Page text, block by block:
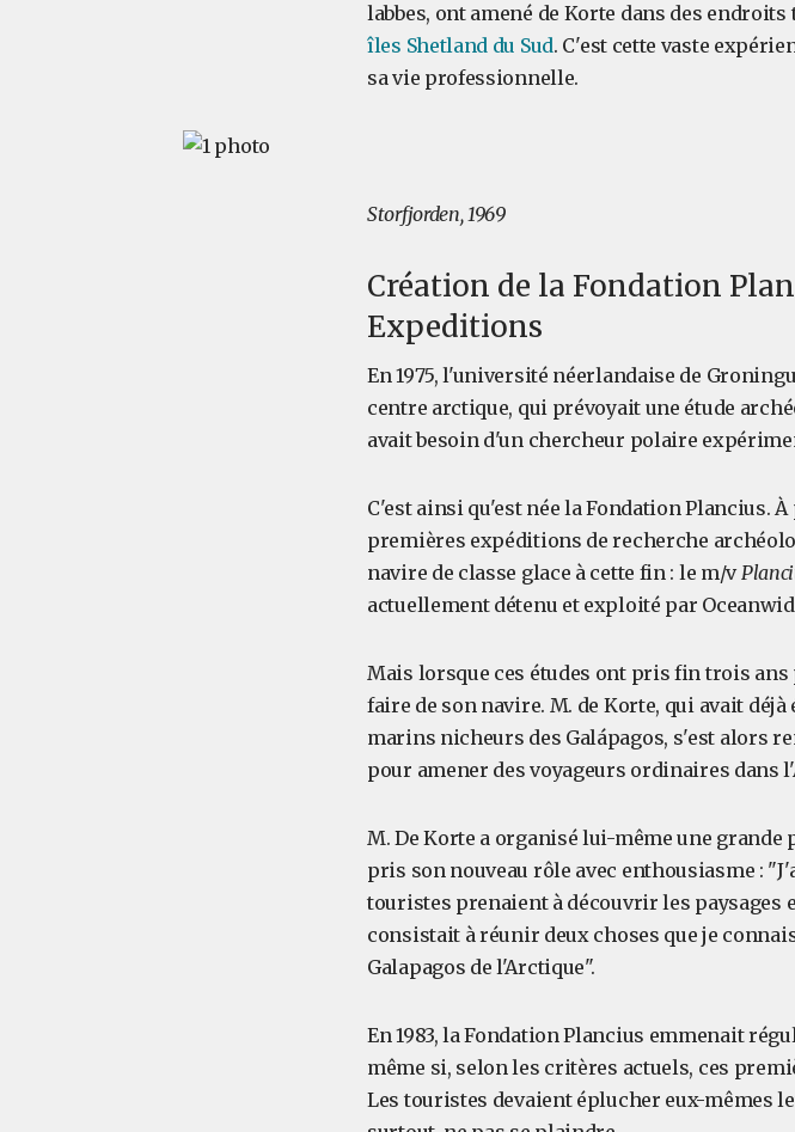
labbes, ont amené de Korte dans des endroits
îles Shetland du Sud. C'est cette vaste
sa vie professionnelle.
Storfjorden, 1969
Création de la Fondation
Expeditions
En 1975, l'université néerlandaise de
centre arctique, qui prévoyait une étude
avait besoin d'un chercheur polaire
C'est ainsi qu'est née la Fondation Plancius.
premières expéditions de recherche
navire de classe glace à cette fin : le m/v
actuellement détenu et exploité par
Mais lorsque ces études ont pris fin trois
faire de son navire. M. de Korte, qui avait
marins nicheurs des Galápagos, s'est alors
pour amener des voyageurs ordinaires
M. De Korte a organisé lui-même une
pris son nouveau rôle avec enthousiasme :
touristes prenaient à découvrir les paysages
consistait à réunir deux choses que je
Galapagos de l'Arctique".
En 1983, la Fondation Plancius emmenait
même si, selon les critères actuels, ces
Les touristes devaient éplucher eux-mêmes